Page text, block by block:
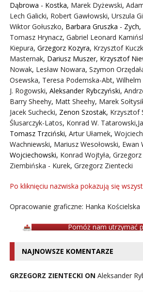
Dąbrowa - Kostka, Marek Dyżewski,
Lech Galicki, Robert Gawłowski, Urszula
Wiktor Gołuszko, Barbara Gruszka - Zych,
Tomasz Hrynacz, Gabriel Leonard
Kiepura, Grzegorz Kozyra, Krzysztof
Masternak, Dariusz Muszer, Krzysztof
Nowak, Lesław Nowara, Szymon
Osewska, Teresa Podemska-Abt, Wilhelm
J. Rogowski, Aleksander Rybczyński,
Barry Sheehy, Matt Sheehy, Marek
Jacek Suchecki, Zenon Szostak, Krzysztof
Ślusarczyk-Latos, Konrad W. Tatarowski,
Tomasz Trzciński, Artur Ułamek, Wojciech
Wachniewski, Mariusz Wesołowski, Ewan
Wojciechowski, Konrad Wojtyła,
Ziembińska - Kurek, Grzegorz Zientecki
Po kliknięciu nazwiska pokazują się
Opracowanie graficzne: Hanka Kościelska
Pomóż nam utrzymać
NAJNOWSZE KOMENTARZE
GRZEGORZ ZIENTECKI ON Aleksander